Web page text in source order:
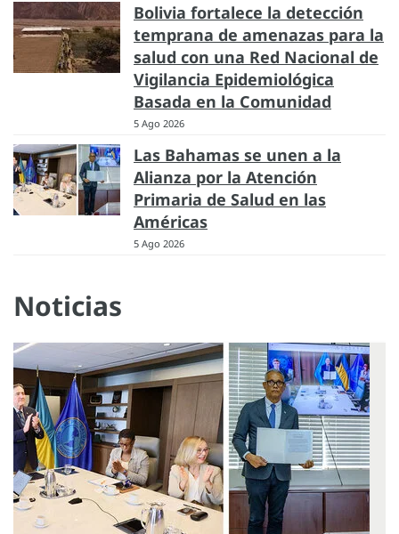
Bolivia fortalece la detección
temprana de amenazas para la
salud con una Red Nacional de
Vigilancia Epidemiológica
Basada en la Comunidad
5 Ago 2026
Las Bahamas se unen a la
Alianza por la Atención
Primaria de Salud en las
Américas
5 Ago 2026
Noticias